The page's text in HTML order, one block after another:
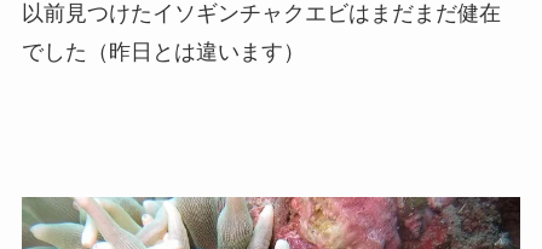
以前見つけたイソギンチャクエビはまだまだ健在
でした（昨日とは違います）